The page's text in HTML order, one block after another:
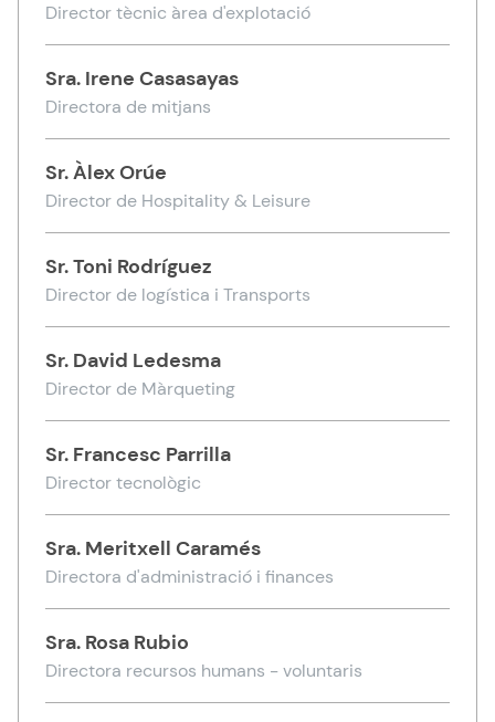
Director tècnic àrea d'explotació
Sra. Irene Casasayas
Directora de mitjans
Sr.Àlex Orúe
Director de Hospitality & Leisure
Sr.Toni Rodríguez
Director de logística i Transports
Sr. David Ledesma
Director de Màrqueting
Sr. Francesc Parrilla
Director tecnològic
Sra. Meritxell Caramés
Directora d'administració i finances
Sra. Rosa Rubio
Directora recursos humans - voluntaris